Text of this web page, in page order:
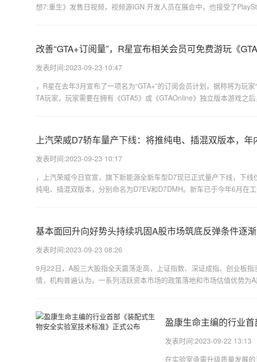
想7:重生》发售日视频，视频源IGN 开发人员在展会中，也接受了
改善“GTA+订阅量”，R星宣布相关会员可免费游玩《
发表时间:2023-09-23 10:47
，R星在去年3月宣布了一项名为“GTA+”的订阅会员计划，据称将为玩
TA玩家，玩家需要在拥有《GTA5》或《GTAOnline》独立版本游戏之
上汽荣威D7轿车量产下线：将推纯电、插混双版本，年
发表时间:2023-09-23 10:17
，上汽荣威今日官宣，旗下新能源全新车型D7现已正式量产下线，下
纯电、插混双版本，分别命名为D7EV和D7DMH。新车已于今年6月在
基本面回升向好势头持续巩固A股市场筑底反弹条件逐
发表时间:2023-09-23 08:26
9月22日，A股三大股指全天震荡走高，上证指数、深证成指、创业板
情，机构普遍认为，一系列活跃资本市场的政策落地和市场估值优势为
盈康生命主编的行业
发表时间:2023-09-22 13:13
在实验室亟需升级质量发展